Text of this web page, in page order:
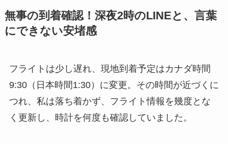
無事の到着確認！深夜2時のLINEと、言葉
にできない安堵感
フライトは少し遅れ、現地到着予定はカナダ時間
9:30（日本時間1:30）に変更。その時間が近づくに
つれ、私は落ち着かず、フライト情報を幾度とな
く更新し、時計を何度も確認していました。